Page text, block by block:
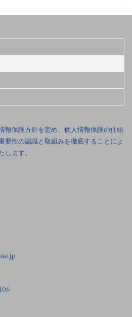
報保護方針を定め、個人情報保護の仕組
要性の認識と取組みを徹底することによ
します。